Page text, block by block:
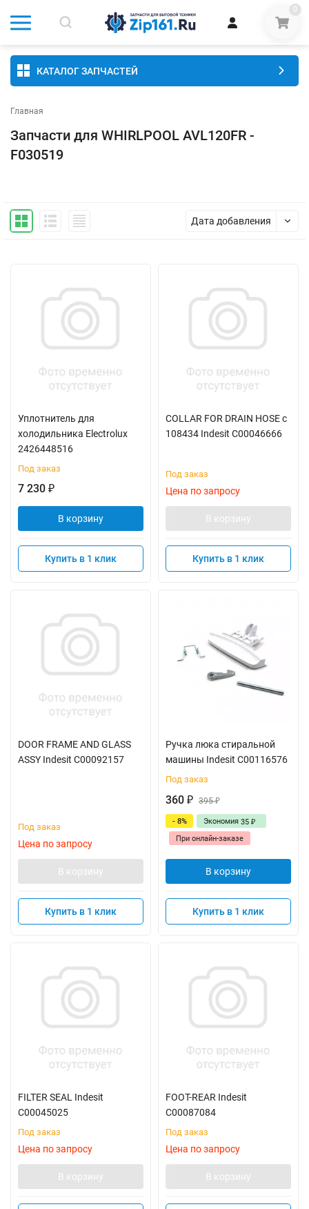
0
КАТАЛОГ ЗАПЧАСТЕЙ
Главная
Запчасти для WHIRLPOOL AVL120FR -
F030519
Дата добавления
Уплотнитель для
холодильника Electrolux
2426448516
Под заказ
7 230 ₽
В корзину
Купить в 1 клик
COLLAR FOR DRAIN HOSE с
108434 Indesit C00046666
Под заказ
Цена по запросу
В корзину
Купить в 1 клик
DOOR FRAME AND GLASS
ASSY Indesit C00092157
Под заказ
Цена по запросу
В корзину
Купить в 1 клик
Ручка люка стиральной
машины Indesit C00116576
Под заказ
360 ₽ 395₽
- 8% Экономия 35 ₽
При онлайн-заказе
В корзину
Купить в 1 клик
FILTER SEAL Indesit
C00045025
Под заказ
Цена по запросу
В корзину
FOOT-REAR Indesit
C00087084
Под заказ
Цена по запросу
В корзину